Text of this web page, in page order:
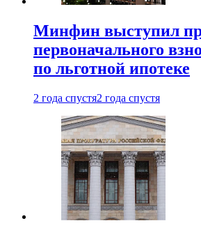
Минфин выступил
первоначального
по льготной ипотеке
2 года спустя2 года спустя